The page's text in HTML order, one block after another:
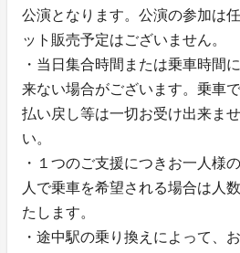
公演となります。公演の参加は
ット販売予定はございません。
・当日集合時間または乗車時間
来ない場合がございます。乗車
払い戻し等は一切お受け出来ま
い。
・１つのご支援につきお一人様
人で乗車を希望される場合は人
たします。
・途中駅の乗り換えによって、